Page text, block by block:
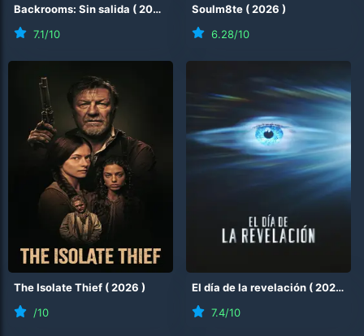
Backrooms: Sin salida (2026
7.1/10
Soulm8te (2026 )
6.28/10
The Isolate Thief (2026 )
/10
El día de la revelación (2026 )
7.4/10